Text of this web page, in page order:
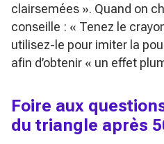
clairsemées ». Quand on
conseille : « Tenez le
utilisez-le pour imiter la
afin d’obtenir « un effet
Foire aux
du triangle après